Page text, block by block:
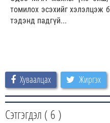
томилох эсэхийг хэлэлцэж
тэдэнд падгүй...
Хуваалцах Жиргэх
Сэтгэгдэл ( 6 )